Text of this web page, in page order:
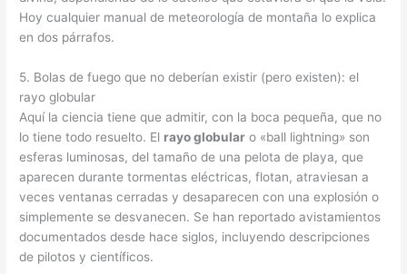
Hoy cualquier manual de meteorología de montaña lo explica
en dos párrafos.
5. Bolas de fuego que no deberían existir (pero existen): el
rayo globular
Aquí la ciencia tiene que admitir, con la boca pequeña, que no
lo tiene todo resuelto. El rayo globular o «ball lightning» son
esferas luminosas, del tamaño de una pelota de playa, que
aparecen durante tormentas eléctricas, flotan, atraviesan a
veces ventanas cerradas y desaparecen con una explosión o
simplemente se desvanecen. Se han reportado avistamientos
documentados desde hace siglos, incluyendo descripciones
de pilotos y científicos.